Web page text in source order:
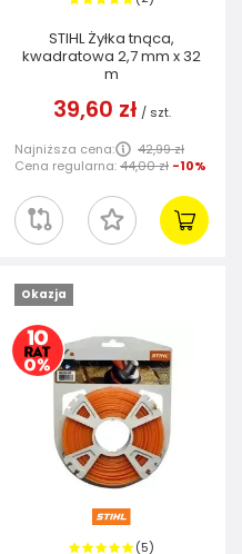
STIHL Żyłka tnąca,
kwadratowa 2,7 mm x 32
m
39,60 zł / szt.
Najniższa cena:
42,99 zł
Cena regularna:44,00 zł -10%
Okazja
(5)